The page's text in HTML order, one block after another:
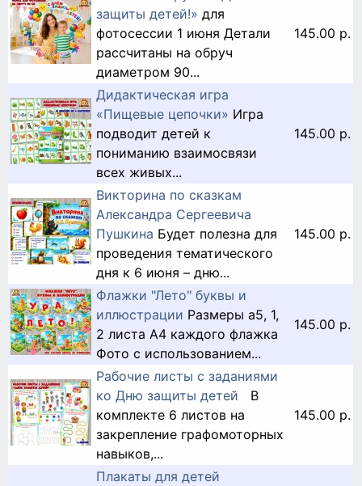
защиты детей!» для
фотосессии 1 июня Детали
рассчитаны на обруч
диаметром 90...
145.00 р.
Дидактическая игра
«Пищевые цепочки» Игра
подводит детей к
пониманию взаимосвязи
всех живых...
145.00 р.
Викторина по сказкам
Александра Сергеевича
Пушкина Будет полезна для
проведения тематического
дня к 6 июня – дню...
145.00 р.
Флажки "Лето" буквы и
иллюстрации Размеры a5, 1,
2 листа A4 каждого флажка
Фото с использованием...
145.00 р.
Рабочие листы с заданиями
ко Дню защиты детей В
комплекте 6 листов на
закрепление графомоторных
навыков,...
145.00 р.
Плакаты для детей